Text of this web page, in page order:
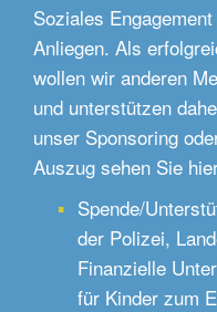
Soziales
Anliegen. Als
wollen wir anderen
und unterstützen
unser Sponsoring
Auszug sehen Sie
Spende/
der Polizei,
Finanzielle
für Kinder zum